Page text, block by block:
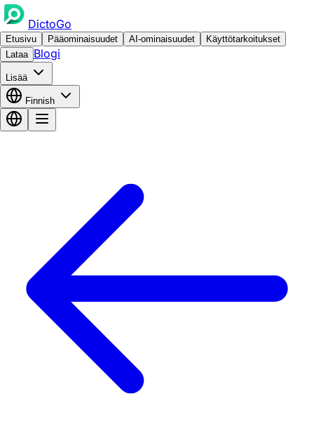
DictoGo
Etusivu Pääominaisuudet AI-ominaisuudet
Käyttötarkoitukset
Lataa Blogi
Lisää
Finnish